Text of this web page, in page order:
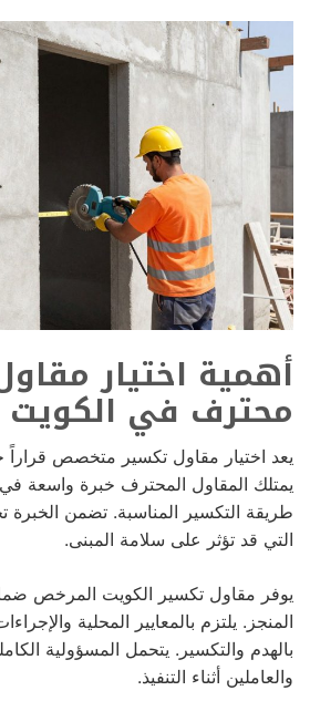
أهمية اختيار
محترف في الكويت
يعد اختيار مقاول تكسير متخصص قراراً
يمتلك المقاول المحترف خبرة واسعة في
طريقة التكسير المناسبة. تضمن الخبرة
التي قد تؤثر على سلامة المبنى.
يوفر مقاول تكسير الكويت المرخص
المنجز. يلتزم بالمعايير المحلية
بالهدم والتكسير. يتحمل المسؤولية
والعاملين أثناء التنفيذ.